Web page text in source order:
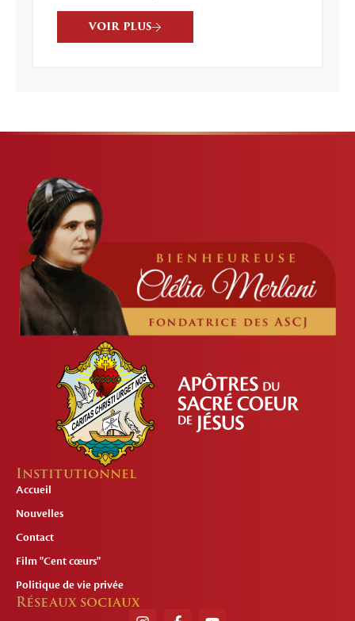
VOIR PLUS
Institutionnel
Accueil
Nouvelles
Contact
Film "Cent cœurs"
Politique de vie privée
Réseaux sociaux